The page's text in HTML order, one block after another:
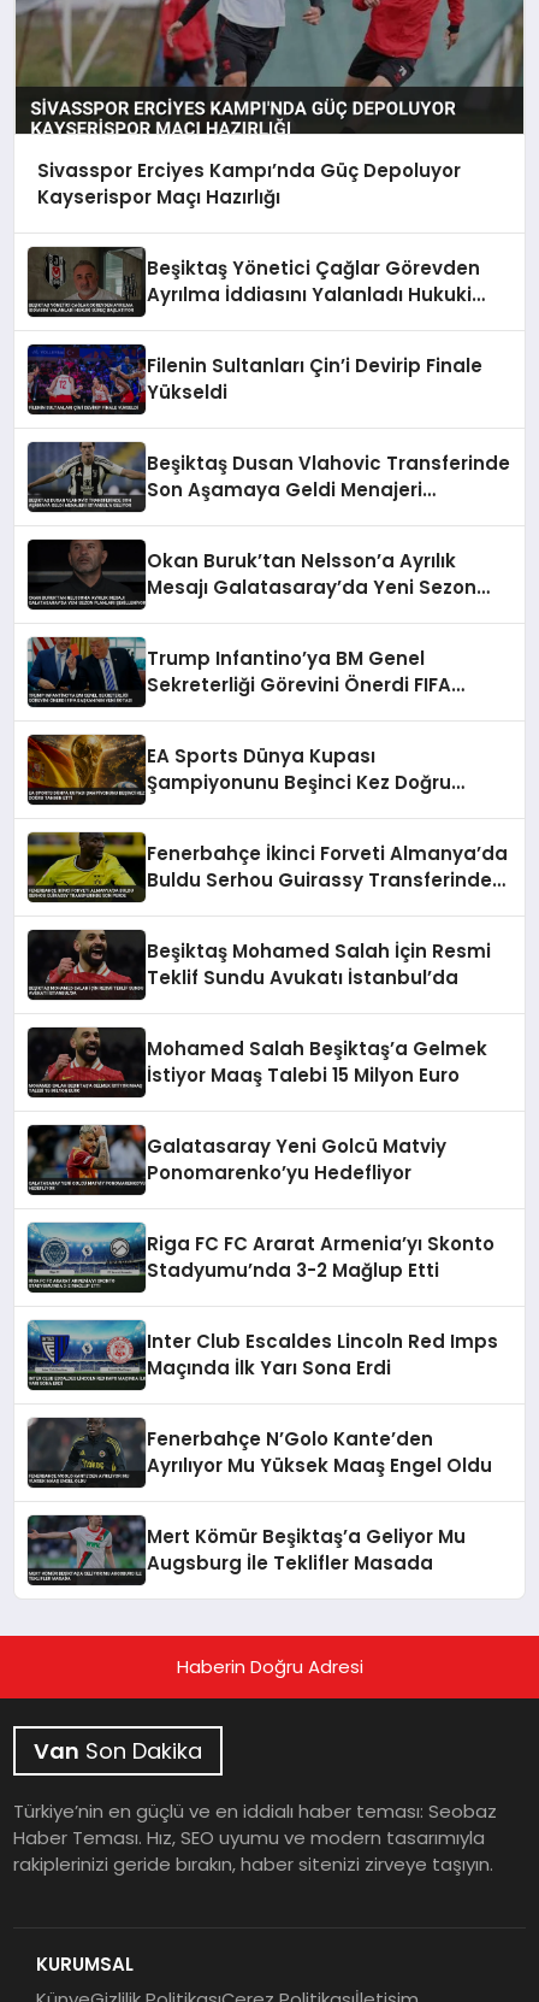
Sivasspor Erciyes Kampı’nda Güç Depoluyor
Kayserispor Maçı Hazırlığı
Beşiktaş Yönetici Çağlar Görevden
Ayrılma İddiasını Yalanladı Hukuki
Filenin Sultanları Çin’i Devirip Finale
Yükseldi
Beşiktaş Dusan Vlahovic Transferinde
Son Aşamaya Geldi Menajeri
Okan Buruk’tan Nelsson’a Ayrılık
Mesajı Galatasaray’da Yeni Sezon
Trump Infantino’ya BM Genel
Sekreterliği Görevini Önerdi FIFA
EA Sports Dünya Kupası
Şampiyonunu Beşinci Kez Doğru
Fenerbahçe İkinci Forveti Almanya’da
Buldu Serhou Guirassy Transferinde
Beşiktaş Mohamed Salah İçin Resmi
Teklif Sundu Avukatı İstanbul’da
Mohamed Salah Beşiktaş’a Gelmek
İstiyor Maaş Talebi 15 Milyon Euro
Galatasaray Yeni Golcü Matviy
Ponomarenko’yu Hedefliyor
Riga FC FC Ararat Armenia’yı Skonto
Stadyumu’nda 3-2 Mağlup Etti
Inter Club Escaldes Lincoln Red Imps
Maçında İlk Yarı Sona Erdi
Fenerbahçe N’Golo Kante’den
Ayrılıyor Mu Yüksek Maaş Engel Oldu
Mert Kömür Beşiktaş’a Geliyor Mu
Augsburg İle Teklifler Masada
Haberin Doğru Adresi
Van Son Dakika
Türkiye’nin en güçlü ve en iddialı haber teması: Seobaz
Haber Teması. Hız, SEO uyumu ve modern tasarımıyla
rakiplerinizi geride bırakın, haber sitenizi zirveye taşıyın.
KURUMSAL